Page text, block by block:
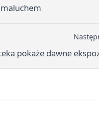
pokaże dawne